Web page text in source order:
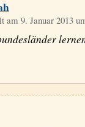
am 9. Januar 2013